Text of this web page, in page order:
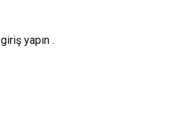
giriş yapın .